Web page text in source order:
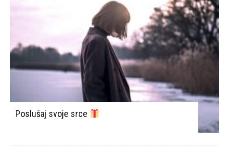
Poslušaj svoje srce